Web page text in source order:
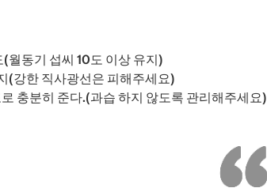
월동기 섭씨 10도 이상 유지)
(강한 직사광선은 피해주세요)
충분히 준다.(과습 하지 않도록 관리해주세요)